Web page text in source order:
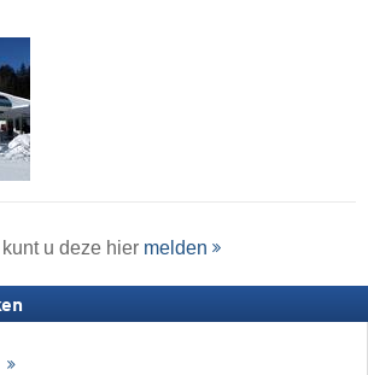
u deze hier melden